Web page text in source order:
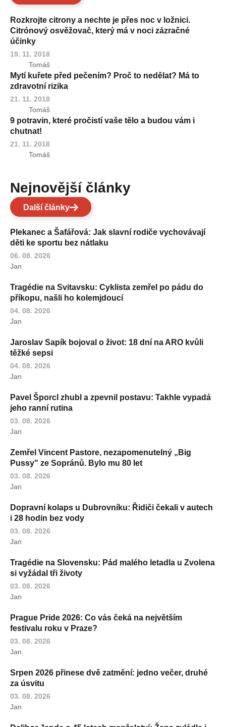
Rozkrojte citrony a nechte je přes noc v ložnici.
Citrónový osvěžovač, který má v noci zázračné
účinky
19. 11. 2018
Tomáš
Mytí kuřete před pečením? Proč to nedělat? Má to
zdravotní rizika
21. 11. 2018
Tomáš
9 potravin, které pročistí vaše tělo a budou vám i
chutnat!
21. 11. 2018
Tomáš
Nejnovější články
Další články
Plekanec a Šafářová: Jak slavní rodiče vychovávají
děti ke sportu bez nátlaku
06. 08. 2026
Jan
Tragédie na Svitavsku: Cyklista zemřel po pádu do
příkopu, našli ho kolemjdoucí
04. 08. 2026
Jan
Jaroslav Sapík bojoval o život: 18 dní na ARO kvůli
těžké sepsi
04. 08. 2026
Jan
Pavel Šporcl zhubl a zpevnil postavu: Takhle vypadá
jeho ranní rutina
03. 08. 2026
Jan
Zemřel Vincent Pastore, nezapomenutelný „Big
Pussy" ze Sopránů. Bylo mu 80 let
03. 08. 2026
Jan
Dopravní kolaps u Dubrovníku: Řidiči čekali v autech
i 28 hodin bez vody
03. 08. 2026
Jan
Tragédie na Slovensku: Pád malého letadla u Zvolena
si vyžádal tři životy
03. 08. 2026
Jan
Prague Pride 2026: Co vás čeká na největším
festivalu roku v Praze?
03. 08. 2026
Jan
Srpen 2026 přinese dvě zatmění: jedno večer, druhé
za úsvitu
03. 08. 2026
Jan